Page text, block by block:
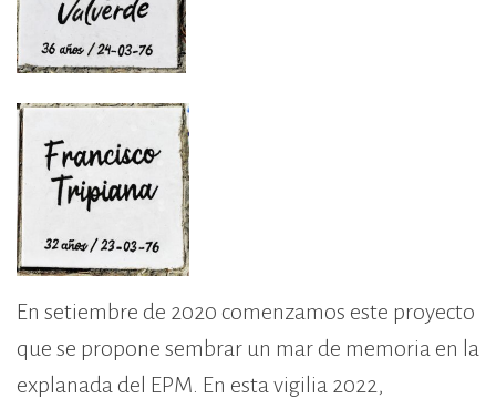
En setiembre de 2020 comenzamos este proyecto
que se propone sembrar un mar de memoria en la
explanada del EPM. En esta vigilia 2022,